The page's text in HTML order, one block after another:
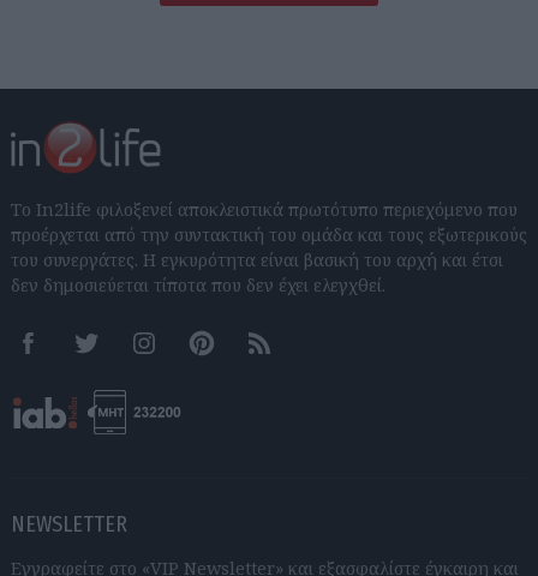
Το In2life φιλοξενεί αποκλειστικά πρωτότυπο περιεχόμενο που
προέρχεται από την συντακτική του ομάδα και τους εξωτερικούς
του συνεργάτες. Η εγκυρότητα είναι βασική του αρχή και έτσι
δεν δημοσιεύεται τίποτα που δεν έχει ελεγχθεί.
FacebookTwitter InstagramPinterestRSS feeds
NEWSLETTER
Εγγραφείτε στο «VIP Newsletter» και εξασφαλίστε έγκαιρη και